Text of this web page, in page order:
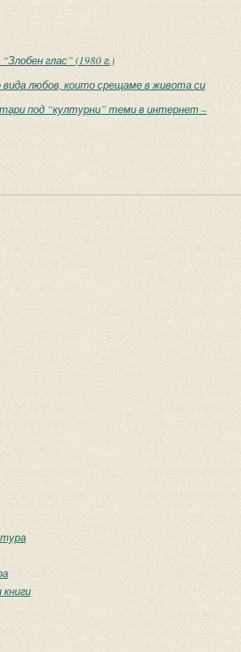
глас” (1980 г.)
любов, които срещаме в живота си
под “културни” теми в интернет –